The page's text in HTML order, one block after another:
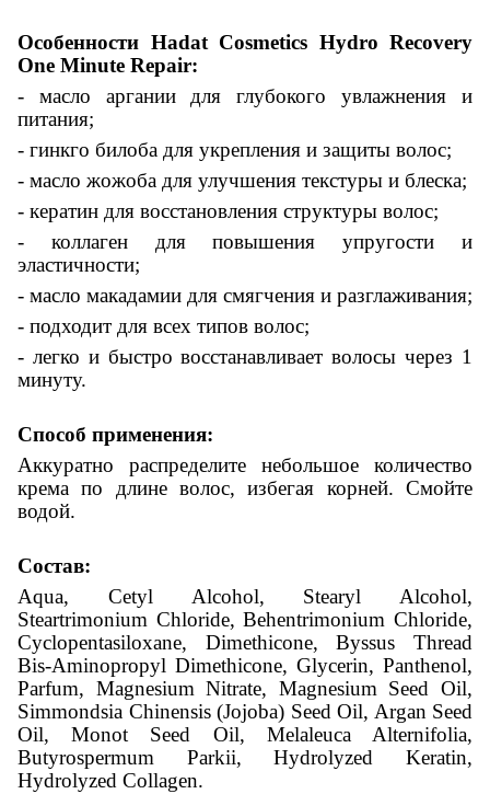
Особенности Hadat Cosmetics Hydro Recovery
One Minute Repair:
- масло аргании для глубокого увлажнения и
питания;
- гинкго билоба для укрепления и защиты волос;
- масло жожоба для улучшения текстуры и блеска;
- кератин для восстановления структуры волос;
- коллаген для повышения упругости и
эластичности;
- масло макадамии для смягчения и разглаживания;
- подходит для всех типов волос;
- легко и быстро восстанавливает волосы через 1
минуту.
Способ применения:
Аккуратно распределите небольшое количество
крема по длине волос, избегая корней. Смойте
водой.
Состав:
Aqua, Cetyl Alcohol, Stearyl Alcohol,
Steartrimonium Chloride, Behentrimonium Chloride,
Cyclopentasiloxane, Dimethicone, Byssus Thread
Bis-Aminopropyl Dimethicone, Glycerin, Panthenol,
Parfum, Magnesium Nitrate, Magnesium Seed Oil,
Simmondsia Chinensis (Jojoba) Seed Oil, Argan Seed
Oil, Monot Seed Oil, Melaleuca Alternifolia,
Butyrospermum Parkii, Hydrolyzed Keratin,
Hydrolyzed Collagen.